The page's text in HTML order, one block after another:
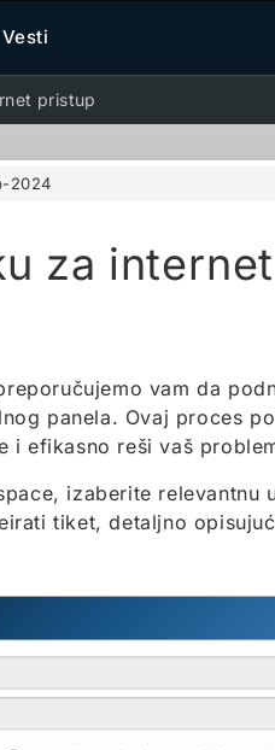
Vesti
pristup
2024
za internet
vam da
panela. Ovaj proces
i efikasno reši vaš
izaberite relevantnu
tiket, detaljno